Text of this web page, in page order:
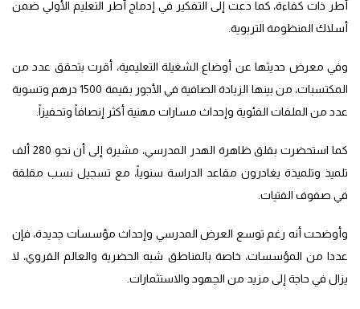
أطر ذات كفاءة، كما دعت إلى التفكير في إدماج أطر التعليم الأولي ضمن
أسلاك المنظومة التربوية.
وفي معرض حديثها عن أوضاع الشغيلة التعليمية، أقرت بتحقق عدد من
المكتسبات، من بينها الزيادة الصافية في الأجور بقيمة 1500 درهم وتسوية
عدد من الملفات الفئوية وإحداث مسارات مهنية أكثر إنصافاً وتحفيزاً.
كما استحضرت بقلق ظاهرة الهدر المدرسي، مشيرة إلى أن نحو 280 ألف
تلميذ وتلميذة يغادرون مقاعد الدراسة سنوياً، مع تسجيل نسب مقلقة
في صفوف الفتيات.
وأوضحت أنه رغم توسع العرض المدرسي وإحداث مؤسسات جديدة، فإن
عددا من المؤسسات، خاصة بالمناطق شبه الحضرية والعالم القروي، لا
يزال في حاجة إلى مزيد من الجهود والاستثمارات.